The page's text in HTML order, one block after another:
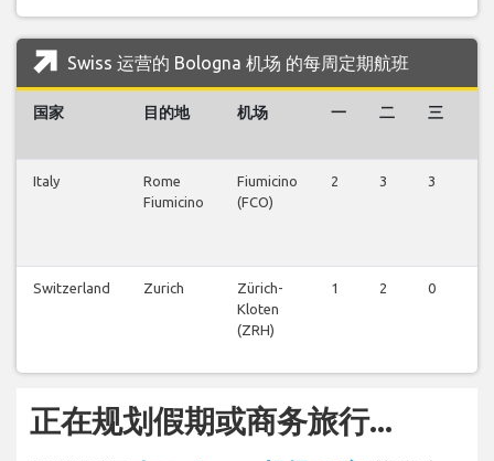
Swiss 运营的 Bologna 机场 的每周定期航班
国家 目的地 机场 一 二 三
Italy
Rome
Fiumicino
Fiumicino
(FCO)
2 3 3
Switzerland Zurich
Zürich-
Kloten
(ZRH)
1 2 0
正在规划假期或商务旅行...